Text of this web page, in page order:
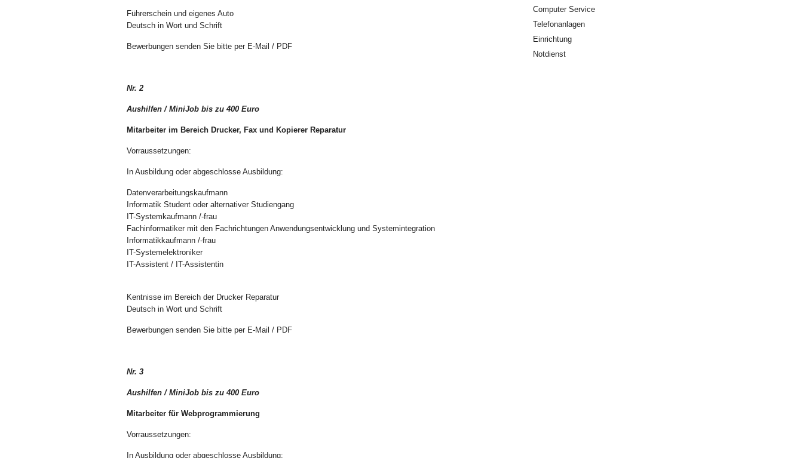
Führerschein und eigenes Auto
Deutsch in Wort und Schrift
Bewerbungen senden Sie bitte per E-Mail / PDF
Nr. 2
Aushilfen / MiniJob bis zu 400 Euro
Mitarbeiter im Bereich Drucker, Fax und Kopierer Reparatur
Vorraussetzungen:
In Ausbildung oder abgeschlosse Ausbildung:
Datenverarbeitungskaufmann
Informatik Student oder alternativer Studiengang
IT-Systemkaufmann /-frau
Fachinformatiker mit den Fachrichtungen Anwendungsentwicklung und Systemintegration
Informatikkaufmann /-frau
IT-Systemelektroniker
IT-Assistent / IT-Assistentin
Kentnisse im Bereich der Drucker Reparatur
Deutsch in Wort und Schrift
Bewerbungen senden Sie bitte per E-Mail / PDF
Nr. 3
Aushilfen / MiniJob bis zu 400 Euro
Mitarbeiter für Webprogrammierung
Vorraussetzungen:
In Ausbildung oder abgeschlosse Ausbildung:
Computer Service
Telefonanlagen
Einrichtung
Notdienst